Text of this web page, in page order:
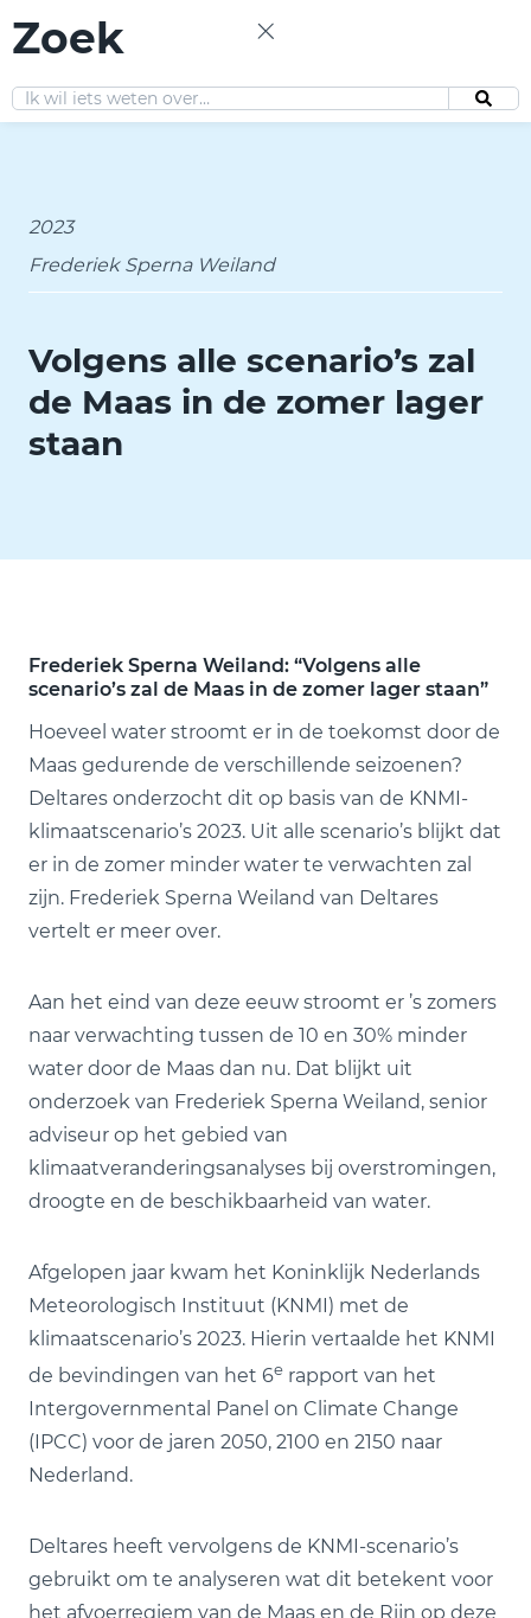
Zoek
2023
Frederiek Sperna Weiland
Volgens alle scenario’s zal
de Maas in de zomer lager
staan
Frederiek Sperna Weiland: “Volgens alle
scenario’s zal de Maas in de zomer lager staan”
Hoeveel water stroomt er in de toekomst door de
Maas gedurende de verschillende seizoenen?
Deltares onderzocht dit op basis van de KNMI-
klimaatscenario’s 2023. Uit alle scenario’s blijkt dat
er in de zomer minder water te verwachten zal
zijn. Frederiek Sperna Weiland van Deltares
vertelt er meer over.
Aan het eind van deze eeuw stroomt er ’s zomers
naar verwachting tussen de 10 en 30% minder
water door de Maas dan nu. Dat blijkt uit
onderzoek van Frederiek Sperna Weiland, senior
adviseur op het gebied van
klimaatveranderingsanalyses bij overstromingen,
droogte en de beschikbaarheid van water.
Afgelopen jaar kwam het Koninklijk Nederlands
Meteorologisch Instituut (KNMI) met de
klimaatscenario’s 2023. Hierin vertaalde het KNMI
de bevindingen van het 6e rapport van het
Intergovernmental Panel on Climate Change
(IPCC) voor de jaren 2050, 2100 en 2150 naar
Nederland.
Deltares heeft vervolgens de KNMI-scenario’s
gebruikt om te analyseren wat dit betekent voor
het afvoerregiem van de Maas en de Rijn op deze